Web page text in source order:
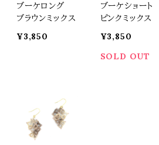
ブーケロング
ブラウンミックス
¥3,850
ブーケショート
ピンクミックス
¥3,850
SOLD OUT